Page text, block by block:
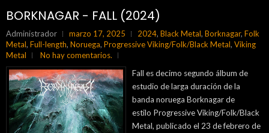
BORKNAGAR - FALL (2024)
Administrador marzo 17, 2025 2024, Black Metal, Borknagar, Folk
Metal, Full-length, Noruega, Progressive Viking/Folk/Black Metal, Viking
Metal
No hay comentarios.
Fall es decimo segundo álbum de
estudio de larga duración de la
banda noruega Borknagar de
estilo Progressive Viking/Folk/Black
Metal, publicado el 23 de febrero de